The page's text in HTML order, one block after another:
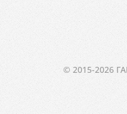
© 2015-2026